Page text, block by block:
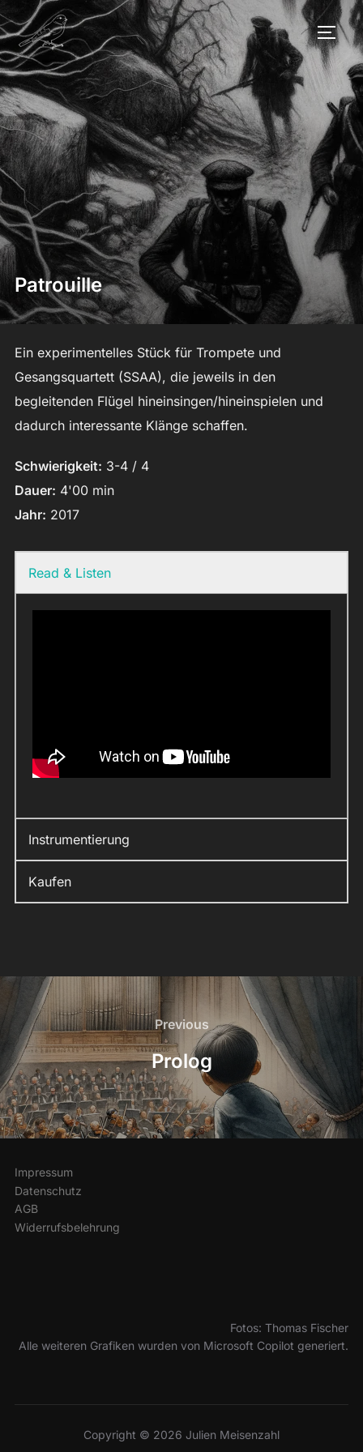
Zum
Inhalt
springen
Patrouille
Ein experimentelles Stück für Trompete und
Gesangsquartett (SSAA), die jeweils in den
begleitenden Flügel hineinsingen/hineinspielen und
dadurch interessante Klänge schaffen.
Schwierigkeit: 3-4 / 4
Dauer: 4'00 min
Jahr: 2017
Read & Listen
Instrumentierung
Kaufen
Beitragsnavigation
Previous
Previous
Prolog
Impressum
Datenschutz
AGB
Widerrufsbelehrung
Fotos: Thomas Fischer
Alle weiteren Grafiken wurden von Microsoft Copilot generiert.
Copyright © 2026 Julien Meisenzahl